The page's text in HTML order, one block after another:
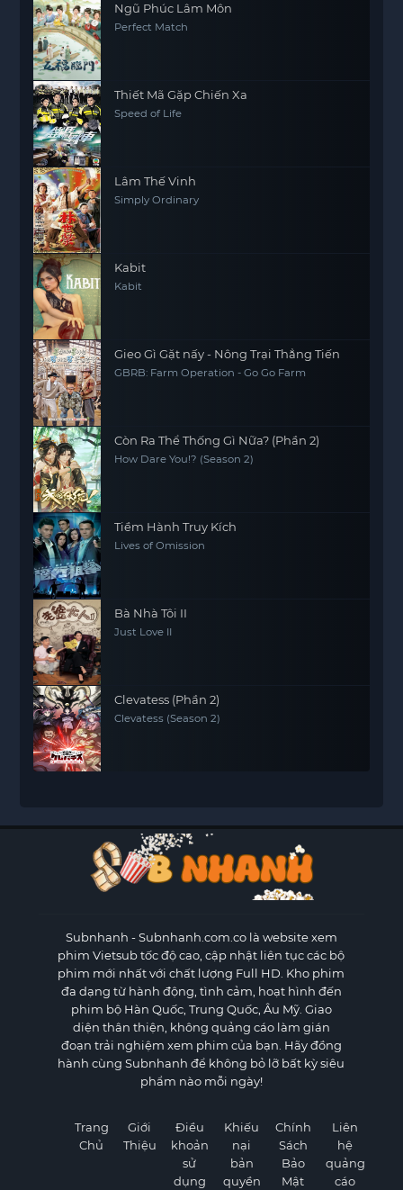
Ngũ Phúc Lâm Môn
Perfect Match
Thiết Mã Gặp Chiến Xa
Speed of Life
Lâm Thế Vinh
Simply Ordinary
Kabit
Kabit
Gieo Gì Gặt nấy - Nông Trại Thẳng Tiến
GBRB: Farm Operation - Go Go Farm
Còn Ra Thể Thống Gì Nữa? (Phần 2)
How Dare You!? (Season 2)
Tiềm Hành Truy Kích
Lives of Omission
Bà Nhà Tôi II
Just Love II
Clevatess (Phần 2)
Clevatess (Season 2)
Subnhanh - Subnhanh.com.co là website xem
phim Vietsub tốc độ cao, cập nhật liên tục các bộ
phim mới nhất với chất lượng Full HD. Kho phim
đa dạng từ hành động, tình cảm, hoạt hình đến
phim bộ Hàn Quốc, Trung Quốc, Âu Mỹ. Giao
diện thân thiện, không quảng cáo làm gián
đoạn trải nghiệm xem phim của bạn. Hãy đồng
hành cùng Subnhanh để không bỏ lỡ bất kỳ siêu
phẩm nào mỗi ngày!
Trang
Chủ
Giới
Thiệu
Điều
khoản
sử
dụng
Khiếu
nại
bản
quyền
Chính
Sách
Bảo
Mật
Liên
hệ
quảng
cáo